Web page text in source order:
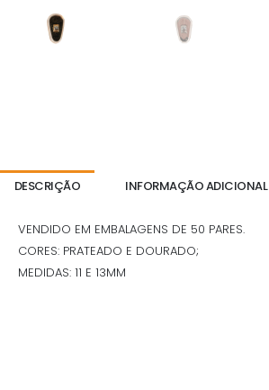
DESCRIÇÃO INFORMAÇÃO ADICIONAL
VENDIDO EM EMBALAGENS DE 50 PARES.
CORES: PRATEADO E DOURADO;
MEDIDAS: 11 E 13MM